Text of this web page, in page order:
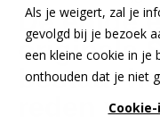
Als je weigert, zal je
gevolgd bij je bezoek
een kleine cookie in je
onthouden dat je niet
Divicon®
Over ons
Over De Meteoor
Over Stelcon®
Contact
Contact Stelcon®
De enige
originele
bestaat
reden